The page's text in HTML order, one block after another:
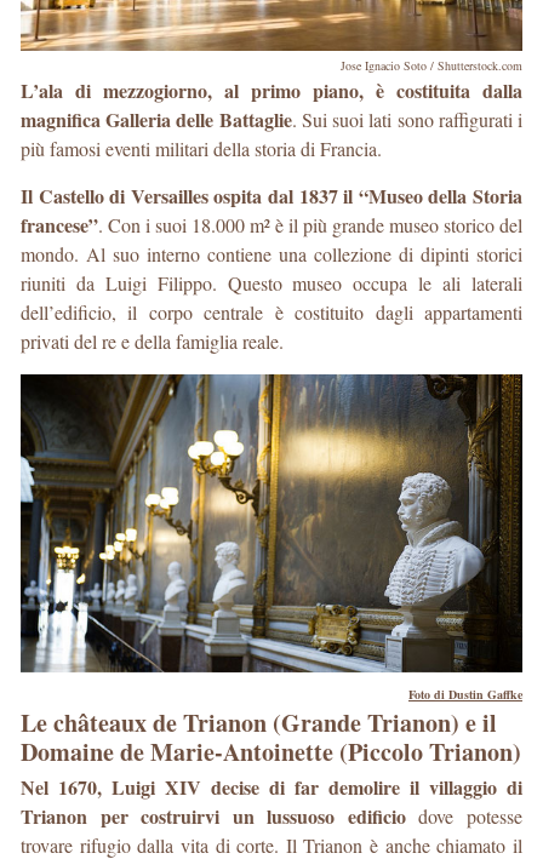
Jose Ignacio Soto / Shutterstock.com
L’ala di mezzogiorno, al primo piano, è costituita dalla
magnifica Galleria delle Battaglie. Sui suoi lati sono raffigurati i
più famosi eventi militari della storia di Francia.
Il Castello di Versailles ospita dal 1837 il “Museo della Storia
francese”. Con i suoi 18.000 m² è il più grande museo storico del
mondo. Al suo interno contiene una collezione di dipinti storici
riuniti da Luigi Filippo. Questo museo occupa le ali laterali
dell’edificio, il corpo centrale è costituito dagli appartamenti
privati del re e della famiglia reale.
Foto di Dustin Gaffke
Le châteaux de Trianon (Grande Trianon) e il
Domaine de Marie-Antoinette (Piccolo Trianon)
Nel 1670, Luigi XIV decise di far demolire il villaggio di
Trianon per costruirvi un lussuoso edificiodove potesse
trovare rifugio dalla vita di corte. Il Trianon è anche chiamato il